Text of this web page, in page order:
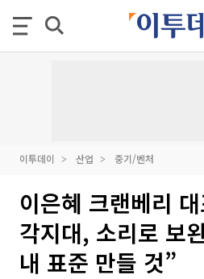
이투데이 산업 중기/벤처
이은혜 크랜베리
각지대, 소리로 보
내 표준 만들 것”